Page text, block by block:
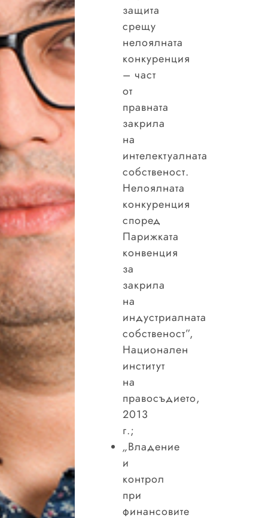
защита
срещу
нелоялната
конкуренция
– част
от
правната
закрила
на
интелектуалната
собственост.
Нелоялната
конкуренция
според
Парижката
конвенция
за
закрила
на
индустриалната
собственост”,
Национален
институт
на
правосъдието,
2013
г.;
„Владение
и
контрол
при
финансовите